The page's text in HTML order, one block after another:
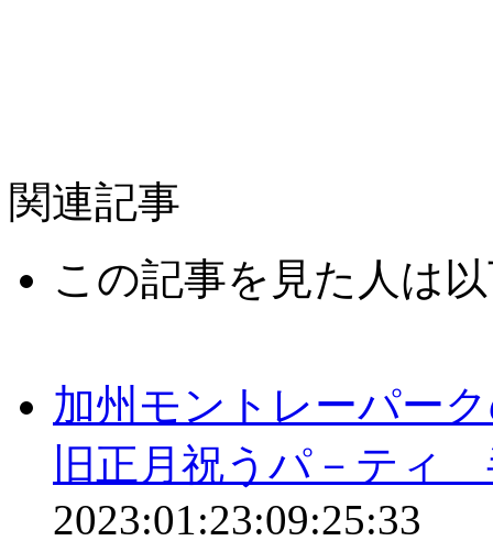
関連記事
この記事を見た人は
加州モントレーパー
旧正月祝うパ－ティ
2023:01:23:09:25:33